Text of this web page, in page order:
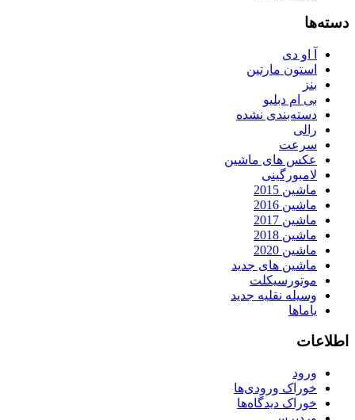
دسته‌ها
آ او دی
استون مارتین
بنز
بی ام دبلیو
دسته‌بندی نشده
رالی
سرعت
عکس های ماشین
لامبورگینی
ماشین 2015
ماشین 2016
ماشین 2017
ماشین 2018
ماشین 2020
ماشین های جدید
موتورسیکلت
وسیله نقلیه جدید
یاماها
اطلاعات
ورود
خوراک ورودی‌ها
خوراک دیدگاه‌ها